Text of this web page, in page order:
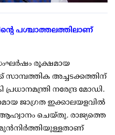
പശ്ചാത്തലത്തിലാണ്
രൂക്ഷമായ
അച്ചടക്കത്തിന്
നരേന്ദ്ര മോഡി.
ജാഗ്രത ഇക്കാലയളവില്‍
ചെയ്തു. രാജ്യത്തെ
മുന്‍നിര്‍ത്തിയുള്ളതാണ്